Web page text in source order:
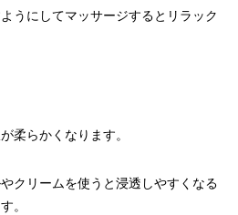
うにしてマッサージするとリラック
柔らかくなります。
クリームを使うと浸透しやすくなる
。